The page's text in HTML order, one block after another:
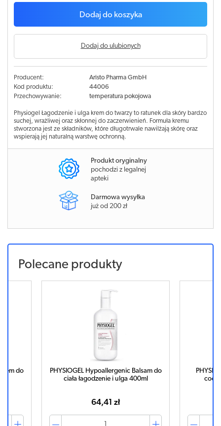
Dodaj do koszyka
Dodaj do ulubionych
Producent:
Aristo Pharma GmbH
Kod produktu:
44006
Przechowywanie:
temperatura pokojowa
Physiogel Łagodzenie i ulga krem do twarzy to ratunek dla skóry bardzo
suchej, wrażliwej oraz skłonnej do zaczerwienień. Formuła kremu
stworzona jest ze składników, które długotrwale nawilżają skórę oraz
wspierają jej naturalną warstwę ochronną.
Produkt oryginalny
pochodzi z legalnej
apteki
Darmowa wysyłka
już od 200 zł
Polecane produkty
do
PHYSIOGEL Hypoallergenic Balsam do
ciała łagodzenie i ulga 400ml
64,41 zł